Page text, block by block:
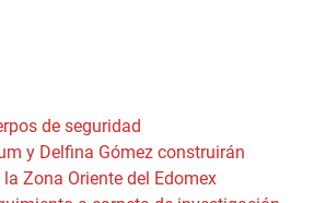
de seguridad
y Delfina Gómez construirán
Zona Oriente del Edomex